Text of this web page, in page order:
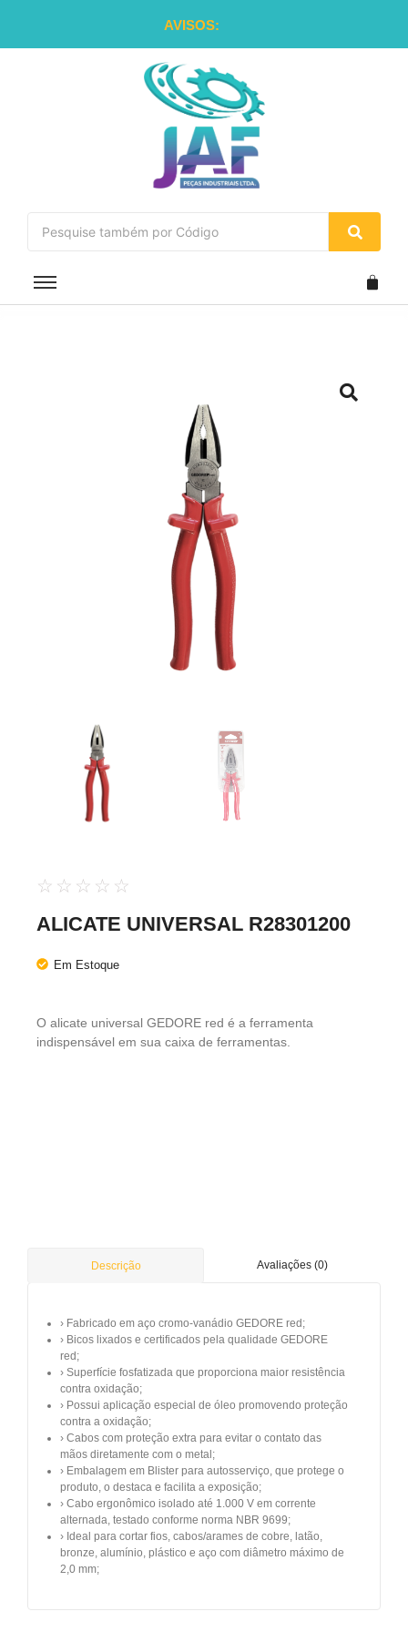
AVISOS:
☆ ☆ ☆ ☆ ☆
ALICATE UNIVERSAL R28301200
Em Estoque
O alicate universal GEDORE red é a ferramenta
indispensável em sua caixa de ferramentas.
Descrição Avaliações (0)
› Fabricado em aço cromo-vanádio GEDORE red;
› Bicos lixados e certificados pela qualidade GEDORE
red;
› Superfície fosfatizada que proporciona maior resistência
contra oxidação;
› Possui aplicação especial de óleo promovendo proteção
contra a oxidação;
› Cabos com proteção extra para evitar o contato das
mãos diretamente com o metal;
› Embalagem em Blister para autosserviço, que protege o
produto, o destaca e facilita a exposição;
› Cabo ergonômico isolado até 1.000 V em corrente
alternada, testado conforme norma NBR 9699;
› Ideal para cortar fios, cabos/arames de cobre, latão,
bronze, alumínio, plástico e aço com diâmetro máximo de
2,0 mm;